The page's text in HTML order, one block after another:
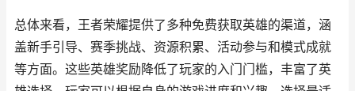
总体来看，王者荣耀提供了多种免费获取英雄的渠道，涵
盖新手引导、赛季挑战、资源积累、活动参与和模式成就
等方面。这些英雄奖励降低了玩家的入门门槛，丰富了英